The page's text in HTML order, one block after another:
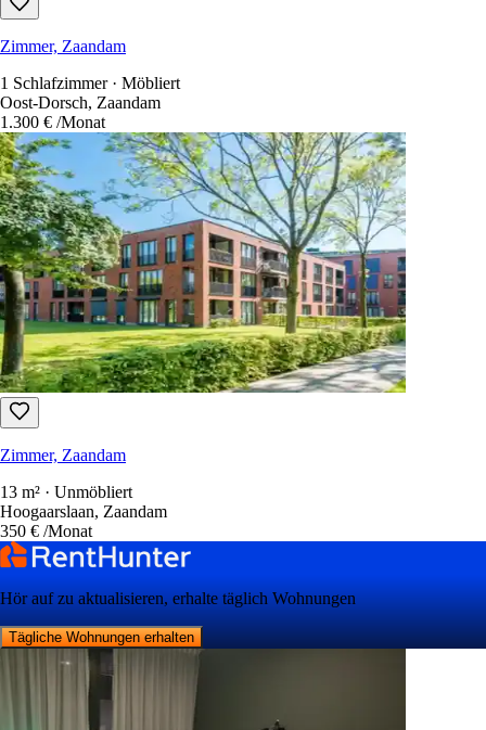
Zimmer, Zaandam
1 Schlafzimmer · Möbliert
Oost-Dorsch, Zaandam
1.300 € /Monat
Zimmer, Zaandam
13 m² · Unmöbliert
Hoogaarslaan, Zaandam
350 € /Monat
Hör auf zu aktualisieren, erhalte täglich Wohnungen
Tägliche Wohnungen erhalten